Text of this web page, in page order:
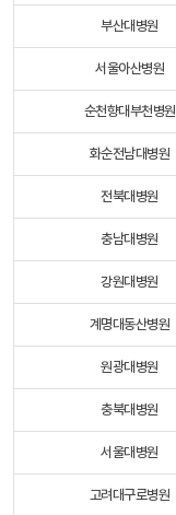
부산대병원
서울아산병원
순천향대부천병원
화순전남대병원
전북대병원
충남대병원
강원대병원
계명대동산병원
원광대병원
충북대병원
서울대병원
고려대구로병원